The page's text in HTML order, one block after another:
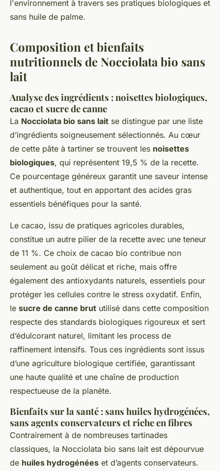
l'environnement à travers ses pratiques biologiques et
sans huile de palme.
Composition et bienfaits
nutritionnels de Nocciolata bio sans
lait
Analyse des ingrédients : noisettes biologiques,
cacao et sucre de canne
La Nocciolata bio sans lait se distingue par une liste
d’ingrédients soigneusement sélectionnés. Au cœur
de cette pâte à tartiner se trouvent les noisettes
biologiques, qui représentent 19,5 % de la recette.
Ce pourcentage généreux garantit une saveur intense
et authentique, tout en apportant des acides gras
essentiels bénéfiques pour la santé.
Le cacao, issu de pratiques agricoles durables,
constitue un autre pilier de la recette avec une teneur
de 11 %. Ce choix de cacao bio contribue non
seulement au goût délicat et riche, mais offre
également des antioxydants naturels, essentiels pour
protéger les cellules contre le stress oxydatif. Enfin,
le sucre de canne brut utilisé dans cette composition
respecte des standards biologiques rigoureux et sert
d’édulcorant naturel, limitant les process de
raffinement intensifs. Tous ces ingrédients sont issus
d’une agriculture biologique certifiée, garantissant
une haute qualité et une chaîne de production
respectueuse de la planète.
Bienfaits sur la santé : sans huiles hydrogénées,
sans agents conservateurs et riche en fibres
Contrairement à de nombreuses tartinades
classiques, la Nocciolata bio sans lait est dépourvue
de huiles hydrogénées et d’agents conservateurs.